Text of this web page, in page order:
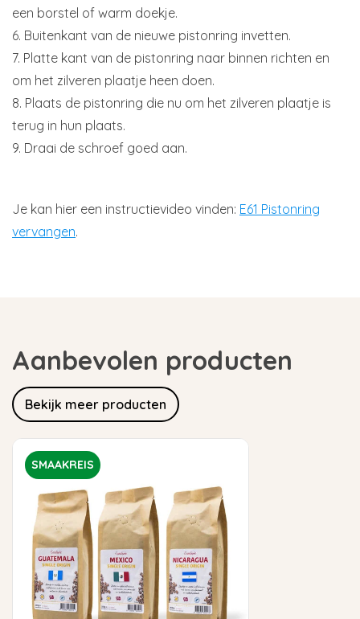
een borstel of warm doekje.
6. Buitenkant van de nieuwe pistonring invetten.
7. Platte kant van de pistonring naar binnen richten en
om het zilveren plaatje heen doen.
8. Plaats de pistonring die nu om het zilveren plaatje is
terug in hun plaats.
9. Draai de schroef goed aan.
Je kan hier een instructievideo vinden: E61 Pistonring
vervangen.
Aanbevolen producten
Bekijk meer producten
SMAAKREIS